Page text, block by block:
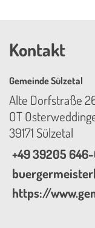
Kontakt
Gemeinde Sülzetal
Alte Dorfstraße
OT
39171 Sülzetal
+49 39205
https://